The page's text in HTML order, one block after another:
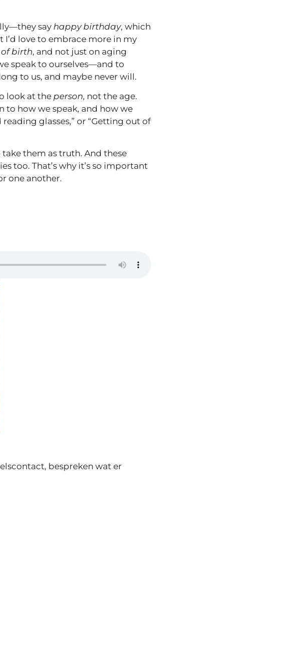
say happy birthday, which
I’d love to embrace more in my
birth, and not just on aging
speak to ourselves—and to
to us, and maybe never will.
look at the person, not the age.
to how we speak, and how we
glasses,” or “Getting out of
them as truth. And these
too. That’s why it’s so important
one another.
bespreken wat er